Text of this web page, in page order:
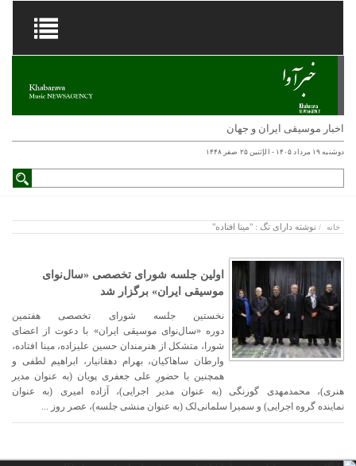
اخبار موسیقی ایران و جهان
دوشنبه ۱۹ مرداد ۱۴۰۵ - الإثنين ۲۵ صفر ۱۴۴۸
خانه /نوشته دارای تگ : "مینا افتاده"
اولین جلسه‌ شورای تخصصی «سال‌نوای
موسیقی ایران» برگزار شد
نخستین جلسه‌ شورای تخصصی هفتمین
دوره‌ «سال‌نوای موسیقی ایران» با دعوت از اعضای
شورا، متشکل از هنرمندان حسین علیزاده، مینا افتاده،
وارطان ساهاکیان، بهرام دهقانیار، ابراهیم لطفی و
همچنین با حضورِ علی جعفری پویان (به عنوان مدیر
هنری)، محمدمهدی گورنگی (به عنوان مدیر اجرایی)، آزاده امیری (به عنوان
نماینده‌ گروه اجرایی) و سمیرا سلمانی‌لک (به عنوان منشی جلسه)، عصر روز ...